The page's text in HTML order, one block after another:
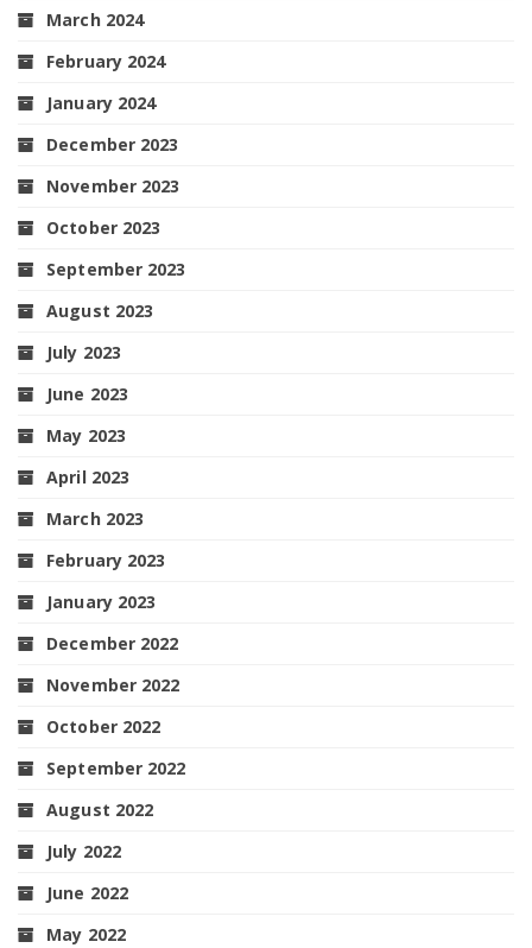
March 2024
February 2024
January 2024
December 2023
November 2023
October 2023
September 2023
August 2023
July 2023
June 2023
May 2023
April 2023
March 2023
February 2023
January 2023
December 2022
November 2022
October 2022
September 2022
August 2022
July 2022
June 2022
May 2022